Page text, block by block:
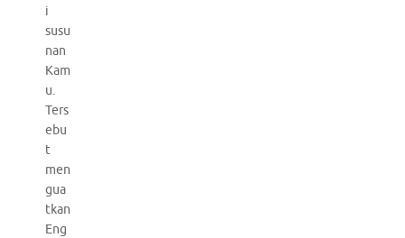
i
susu
nan
Kam
u.
Ters
ebu
t
men
gua
tkan
Eng